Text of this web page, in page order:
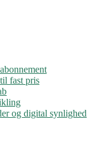
fast pris
og digital synlighed